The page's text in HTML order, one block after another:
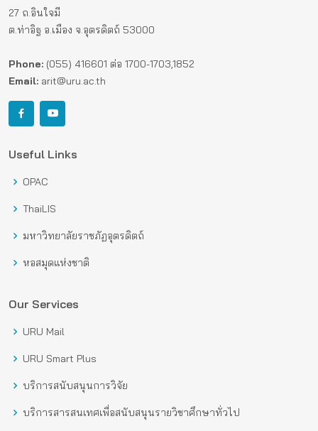
27 ถ.อินใจมี
ต.ท่าอิฐ อ.เมือง จ.อุตรดิตถ์ 53000
Phone: (055) 416601 ต่อ 1700-1703,1852
Email: arit@uru.ac.th
Useful Links
OPAC
ThaiLIS
มหาวิทยาลัยราชภัฏอุตรดิตถ์
หอสมุดแห่งชาติ
Our Services
URU Mail
URU Smart Plus
บริการสนับสนุนการวิจัย
บริการสารสนเทศเพื่อสนับสนุนรายวิชาศึกษาทั่วไป